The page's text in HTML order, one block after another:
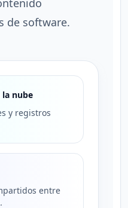
de software.
nube
y registros
entre